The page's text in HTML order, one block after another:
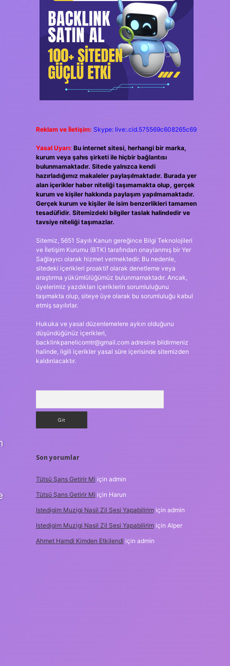
Reklam ve İletişim: Skype: live:.cid.575569c608265c69
Yasal Uyarı: Bu internet sitesi, herhangi bir marka,
kurum veya şahıs şirketi ile hiçbir bağlantısı
bulunmamaktadır. Sitede yalnızca kendi
hazırladığımız makaleler paylaşılmaktadır. Burada yer
alan içerikler haber niteliği taşımamakta olup, gerçek
kurum ve kişiler hakkında paylaşım yapılmamaktadır.
Gerçek kurum ve kişiler ile isim benzerlikleri tamamen
tesadüfidir. Sitemizdeki bilgiler taslak halindedir ve
tavsiye niteliği taşımazlar.
Sitemiz, 5651 Sayılı Kanun gereğince Bilgi Teknolojileri
ve İletişim Kurumu (BTK) tarafından onaylanmış bir Yer
Sağlayıcı olarak hizmet vermektedir. Bu nedenle,
sitedeki içerikleri proaktif olarak denetleme veya
araştırma yükümlülüğümüz bulunmamaktadır. Ancak,
üyelerimiz yazdıkları içeriklerin sorumluluğunu
taşımakta olup, siteye üye olarak bu sorumluluğu kabul
etmiş sayılırlar.
Hukuka ve yasal düzenlemelere aykırı olduğunu
düşündüğünüz içerikleri,
backlinkpanelicomtr@gmail.comadresine bildirmeniz
halinde, ilgili içerikler yasal süre içerisinde sitemizden
kaldırılacaktır.
Son yorumlar
Tütsü Şans Getirir Mi için admin
Tütsü Şans Getirir Mi için Harun
Istedigim Muzigi Nasil Zil Sesi Yapabilirimiçin admin
Istedigim Muzigi Nasil Zil Sesi Yapabilirimiçin Alper
Ahmet Hamdi Kimden Etkilendi için admin